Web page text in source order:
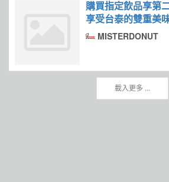
購買指定飲品享第
享受台泰的雙重美
MISTERDONUT
載入更多 ...